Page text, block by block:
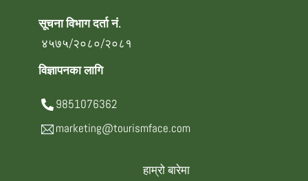
सूचना विभाग दर्ता नं.
४५७५/२०८०/२०८१
विज्ञापनका लागि
9851076362
marketing@tourismface.com
हाम्रो बारेमा